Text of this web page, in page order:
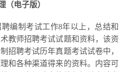
（电子版）
编制考试工作8年以上，总结和
教师招聘考试试题和资料，该资
招聘考试历年真题考试试卷中，
和各种渠道得来的资料。内容可